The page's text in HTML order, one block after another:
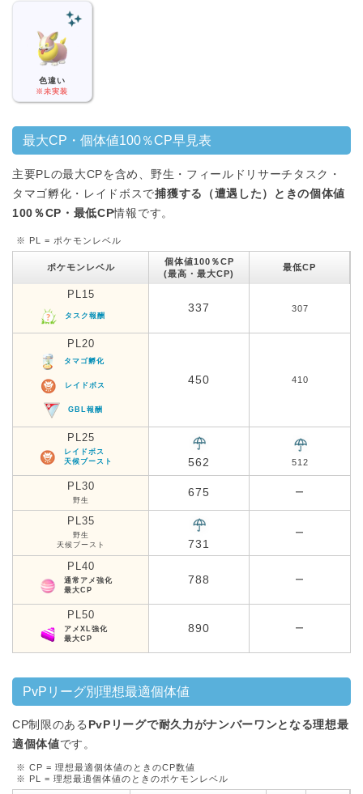
色違い
※未実装
最大CP・個体値100％CP早見表
主要PLの最大CPを含め、野生・フィールドリサーチタスク・
タマゴ孵化・レイドボスで捕獲する（遭遇した）ときの個体値
100％CP・最低CP情報です。
※ PL = ポケモンレベル
ポケモンレベル
個体値100％CP
(最高・最大CP)
最低CP
PL15
タスク報酬
337 307
PL20
タマゴ孵化
レイドボス
GBL報酬
450 410
PL25
レイドボス
天候ブースト
562 512
PL30
野生
675 ー
PL35
野生
天候ブースト
731
ー
PL40
通常アメ強化
最大CP
788 ー
PL50
アメXL強化
最大CP
890 ー
PvPリーグ別理想最適個体値
CP制限のある PvPリーグで耐久力がナンバーワンとなる理想最
適個体値です。
※ CP = 理想最適個体値のときのCP数値
※ PL = 理想最適個体値のときのポケモンレベル